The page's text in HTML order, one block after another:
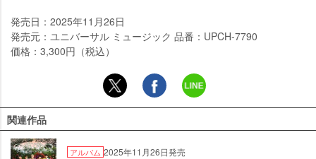
発売日：2025年11月26日
発売元：ユニバーサル ミュージック 品番：UPCH-7790
価格：3,300円（税込）
関連作品
アルバム 2025年11月26日発売